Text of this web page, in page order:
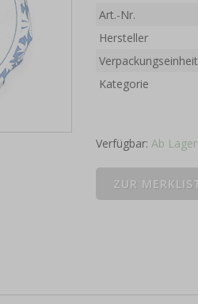
Art.-Nr.
Hersteller
Verpackungseinheit
Kategorie
Verfügbar:Ab Lager